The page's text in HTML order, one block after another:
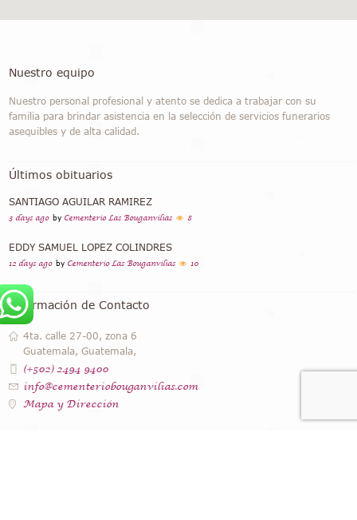
Nuestro equipo
Nuestro personal profesional y atento se dedica a trabajar con su
familia para brindar asistencia en la selección de servicios funerarios
asequibles y de alta calidad.
Últimos obituarios
SANTIAGO AGUILAR RAMIREZ
3 days ago by Cementerio Las Bouganvilias 8
EDDY SAMUEL LOPEZ COLINDRES
12 days ago by Cementerio Las Bouganvilias 10
Información de Contacto
4ta. calle 27-00, zona 6
Guatemala, Guatemala,
(+502) 2494 9400
info@cementeriobouganvilias.com
Mapa y Dirección